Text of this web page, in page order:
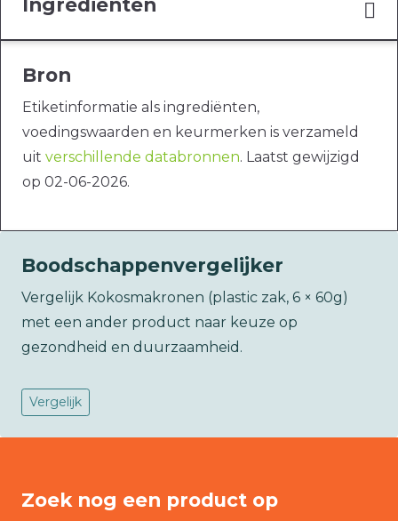
Bron
Etiketinformatie als ingrediënten,
voedingswaarden en keurmerken is verzameld
uit verschillende databronnen. Laatst gewijzigd
op 02-06-2026.
Boodschappenvergelijker
Vergelijk Kokosmakronen (plastic zak, 6 × 60g)
met een ander product naar keuze op
gezondheid en duurzaamheid.
Vergelijk
Zoek nog een product op